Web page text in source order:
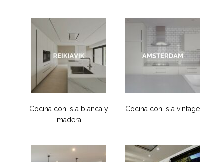
Cocina con isla blanca y
madera
Cocina con isla vintage